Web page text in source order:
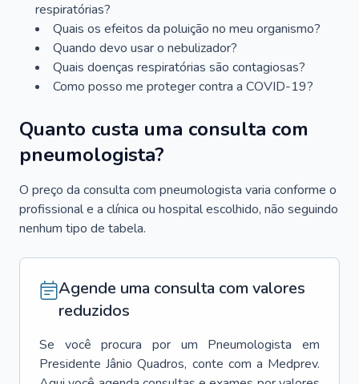
respiratórias?
Quais os efeitos da poluição no meu organismo?
Quando devo usar o nebulizador?
Quais doenças respiratórias são contagiosas?
Como posso me proteger contra a COVID-19?
Quanto custa uma consulta com
pneumologista?
O preço da consulta com pneumologista varia conforme o
profissional e a clínica ou hospital escolhido, não seguindo
nenhum tipo de tabela.
Agende uma consulta com valores
reduzidos
Se você procura por um Pneumologista
em
Presidente Jânio Quadros, conte com a Medprev.